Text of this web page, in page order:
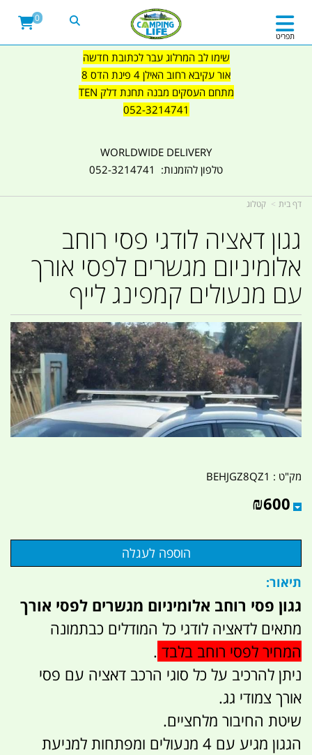
שימו לב המרלוג עבר לכתובת חדשה
אור עקיבא רחוב האילן 4 פינת הדס 8
מתחם העסקים מבנה תחנת דלק TEN
052-3214741
WORLDWIDE DELIVERY
טלפון להזמנות: 052-3214741
תפריט
0
דף בית קטלוג
גגון דאציה לודגי פסי רוחב
אלומיניום מגשרים לפסי אורך
עם מנעולים קמפינג לייף
מק"ט : BEHJGZ8QZ1
₪600
תיאור:
גגון פסי רוחב אלומיניום מגשרים לפסי אורך
מתאים לדאציה לודגי כל המודלים כבתמונה
המחיר לפסי רוחב בלבד .
ניתן להרכיב על כל סוגי הרכב דאציה עם פסי
אורך צמודי גג.
שיטת החיבור מלחציים.
הגגון מגיע עם 4 מנעולים ומפתחות למניעת